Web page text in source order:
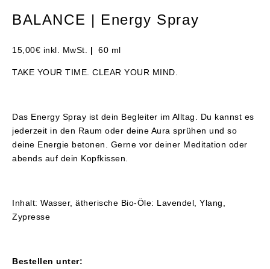
BALANCE | Energy Spray
15,00€ inkl. MwSt. | 60 ml
TAKE YOUR TIME. CLEAR YOUR MIND.
Das Energy Spray ist dein Begleiter im Alltag. Du kannst es
jederzeit in den Raum oder deine Aura sprühen und so
deine Energie betonen. Gerne vor deiner Meditation oder
abends auf dein Kopfkissen.
Inhalt: Wasser, ätherische Bio-Öle: Lavendel, Ylang,
Zypresse
Bestellen unter: